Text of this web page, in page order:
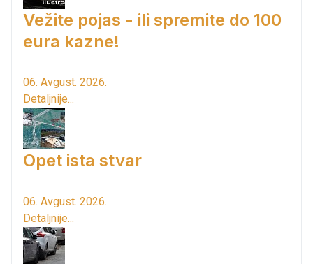
Vežite pojas - ili spremite do 100
eura kazne!
06. Avgust. 2026.
Detaljnije...
Opet ista stvar
06. Avgust. 2026.
Detaljnije...